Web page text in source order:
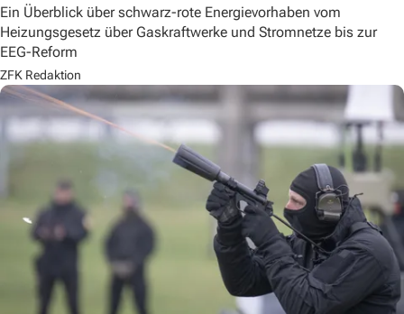
Ein Überblick über schwarz-rote Energievorhaben vom
Heizungsgesetz über Gaskraftwerke und Stromnetze bis zur
EEG-Reform
ZFK Redaktion